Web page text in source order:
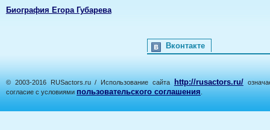
Биография Егора Губарева
Вконтакте
© 2003-2016 RUSactors.ru / Использование сайта http://rusactors.ru/
согласие с условиями пользовательского соглашения